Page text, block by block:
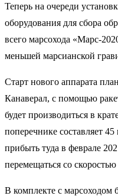
Теперь на очереди
оборудования для сбора
всего марсохода «Марс-
меньшей марсианской
Старт нового аппарата
Канаверал, с помощью
будет производиться в
поперечнике составляет
прибыть туда в феврале
перемещаться со
В комплекте с марсоходом